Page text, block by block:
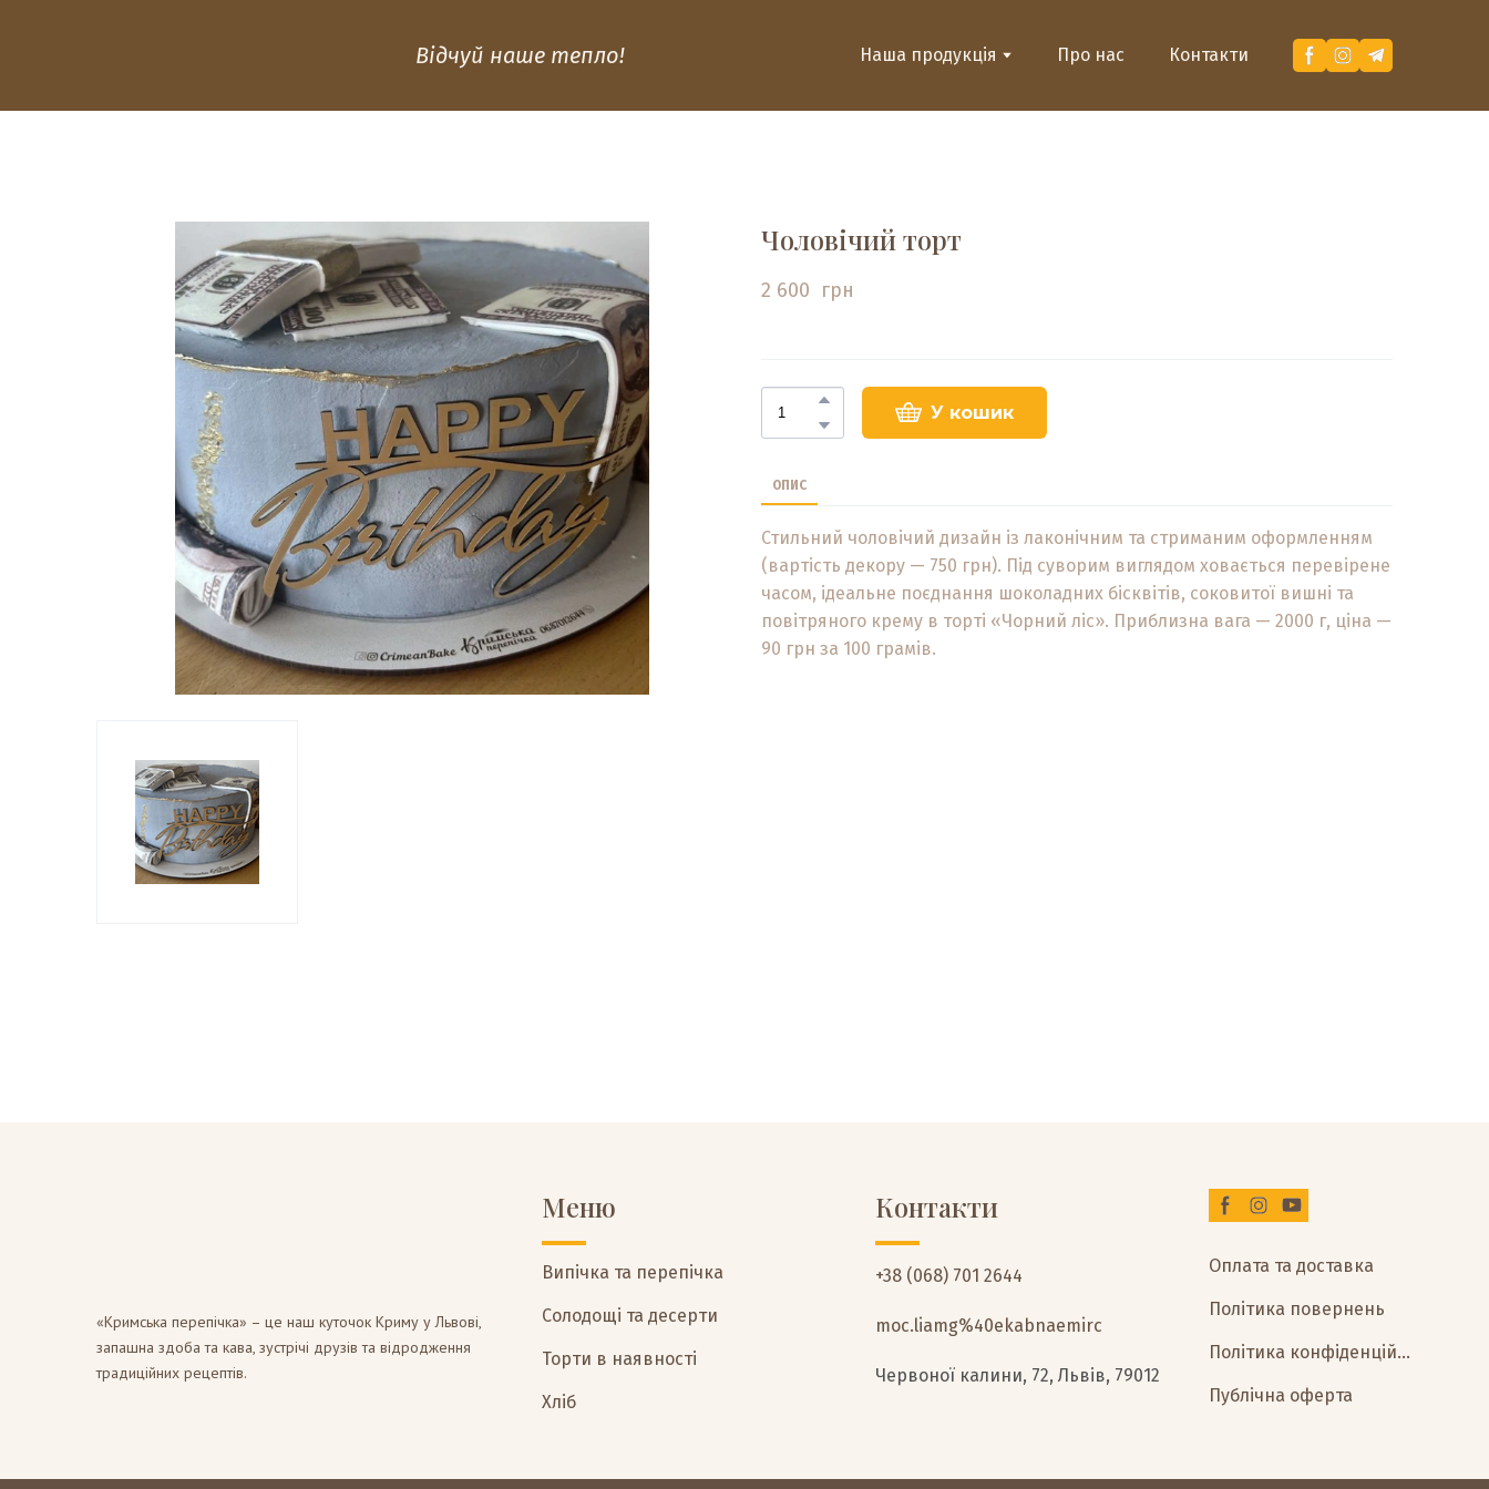
Відчуй наше тепло! Наша продукція Про нас Контакти
Чоловічий торт
2 600  грн
У кошик
ОПИС
Стильний чоловічий дизайн із лаконічним та стриманим оформленням
(вартість декору — 750 грн). Під суворим виглядом ховається перевірене
часом, ідеальне поєднання шоколадних бісквітів, соковитої вишні та
повітряного крему в торті «Чорний ліс». Приблизна вага — 2000 г, ціна —
90 грн за 100 грамів.
«Кримська перепічка» – це наш куточок Криму у Львові,
запашна здоба та кава, зустрічі друзів та відродження
традиційних рецептів.
Меню
Випічка та перепічка
Солодощі та десерти
Торти в наявності
Хліб
Контакти
+38 (068) 701 2644
moc.liamg%40ekabnaemirc
Червоної калини, 72, Львів, 79012
Оплата та доставка
Політика повернень
Політика конфіденційності
Публічна оферта